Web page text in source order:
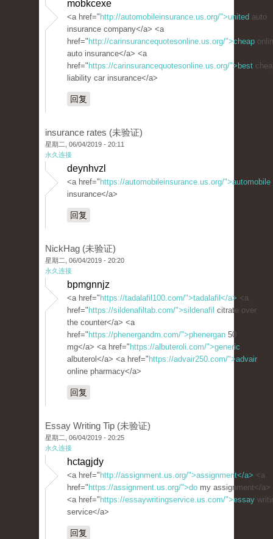
mobkcexe
<a href=" http://automobileinsurance.us.org/">united auto
insurance company</a> <a
href=" http://carinsurancequotesonline.us.org/">cheap
auto insurance</a> <a
href=" https://carinsurancequotesonline.us.org/">best
liability car insurance</a>
回复
insurance rates (未验证)
星期二, 06/04/2019 - 20:11
永久连接
deynhvzl
<a href=" https://automobileinsurance.us.org/">automobile
insurance</a>
回复
NickHag (未验证)
星期二, 06/04/2019 - 20:20
永久连接
bpmgnnjz
<a href=" https://tadalafil100.com/">tadalafil</a> <a
href=" https://sildenafiltab.com/">sildenafil citrate over
the counter</a> <a
href=" https://phenergandm.com/">phenergan 50
mg</a> <a href=" https://albuteroli.com/">generic
albuterol</a> <a href=" https://advair250.com/">advair
online pharmacy</a>
回复
Essay Writing Tip (未验证)
星期二, 06/04/2019 - 20:25
永久连接
hctagjdy
<a href=" http://assignment.us.org/">assignment</a> <a
href=" https://assignment.us.org/">do my assignment</a>
<a href=" https://essaywritingservice.us.com/">essay
service</a>
回复